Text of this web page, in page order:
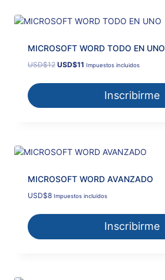
popularidad
MICROSOFT WORD TODO EN UNO
USD$12 El
USD$12.
USD$11 El
USD$11.
Impuestos incluidos
Inscribirme
MICROSOFT WORD AVANZADO
USD$8 Impuestos incluidos
Inscribirme